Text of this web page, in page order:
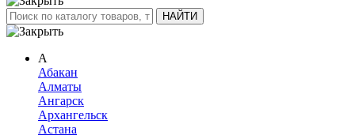
А
Абакан
Алматы
Ангарск
Архангельск
Астана